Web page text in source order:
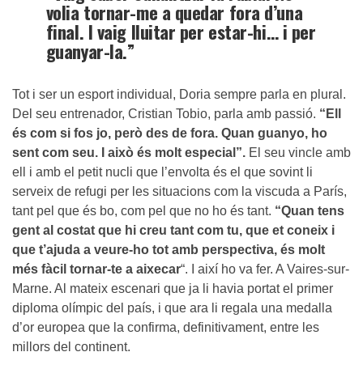
volia tornar-me a quedar fora d’una
final. I vaig lluitar per estar-hi… i per
guanyar-la.”
Tot i ser un esport individual, Doria sempre parla en plural.
Del seu entrenador, Cristian Tobio, parla amb passió. “Ell
és com si fos jo, però des de fora. Quan guanyo, ho
sent com seu. I això és molt especial”. El seu vincle amb
ell i amb el petit nucli que l’envolta és el que sovint li
serveix de refugi per les situacions com la viscuda a París,
tant pel que és bo, com pel que no ho és tant. “Quan tens
gent al costat que hi creu tant com tu, que et coneix i
que t’ajuda a veure-ho tot amb perspectiva, és molt
més fàcil tornar-te a aixecar“. I així ho va fer. A Vaires-sur-
Marne. Al mateix escenari que ja li havia portat el primer
diploma olímpic del país, i que ara li regala una medalla
d’or europea que la confirma, definitivament, entre les
millors del continent.